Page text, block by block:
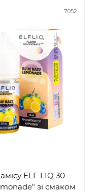
7052
ELF LIQ 30
зі смаком